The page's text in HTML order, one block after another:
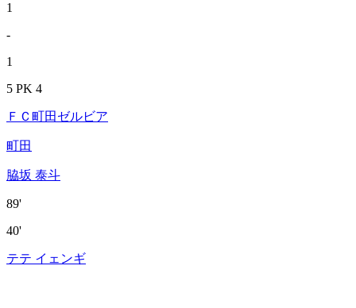
1
-
1
5 PK 4
ＦＣ町田ゼルビア
町田
脇坂 泰斗
89'
40'
テテ イェンギ